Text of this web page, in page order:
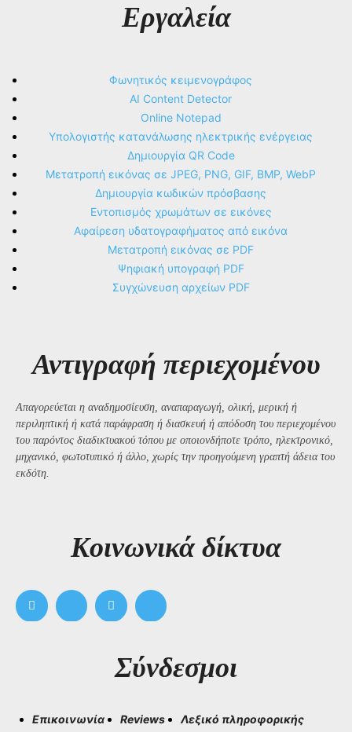
Εργαλεία
Φωνητικός κειμενογράφος
AI Content Detector
Online Notepad
Υπολογιστής κατανάλωσης ηλεκτρικής ενέργειας
Δημιουργία QR Code
Μετατροπή εικόνας σε JPEG, PNG, GIF, BMP, WebP
Δημιουργία κωδικών πρόσβασης
Εντοπισμός χρωμάτων σε εικόνες
Αφαίρεση υδατογραφήματος από εικόνα
Μετατροπή εικόνας σε PDF
Ψηφιακή υπογραφή PDF
Συγχώνευση αρχείων PDF
Αντιγραφή περιεχομένου
Απαγορεύεται η αναδημοσίευση, αναπαραγωγή, ολική, μερική ή
περιληπτική ή κατά παράφραση ή διασκευή ή απόδοση του περιεχομένου
του παρόντος διαδικτυακού τόπου με οποιονδήποτε τρόπο, ηλεκτρονικό,
μηχανικό, φωτοτυπικό ή άλλο, χωρίς την προηγούμενη γραπτή άδεια του
εκδότη.
Kοινωνικά δίκτυα
Σύνδεσμοι
Επικοινωνία Reviews
Λεξικό πληροφορικής